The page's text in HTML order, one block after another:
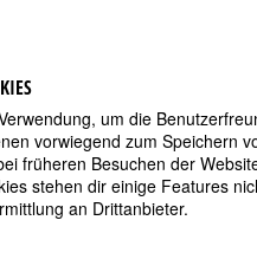
1881 in Köln
1965 in
Malerin und
Januar 2026
um die
vorwiegend zum Speichern
früheren Besuchen der
stehen dir einige Features
an Drittanbieter.